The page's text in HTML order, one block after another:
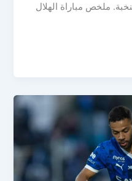
ملخص مباراة الهلال